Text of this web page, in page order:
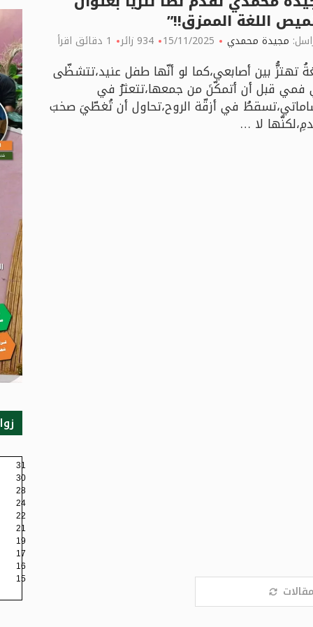
اللغة الممزق!!”
مجيدة محمدي 15/11/2025 934 زائر 1 دقائق اقرأ
تهتزُّ بين أصابعي،كما لو أنّها طفل عنيد،تتشظّى
قبل أن أتمكّنَ من جمعها،تتعثرُ في
في أزقّة الروح،تحاول أن تُغطّيَ صخبَ
لا …
31
30
28
24
22
21
19
17
16
15